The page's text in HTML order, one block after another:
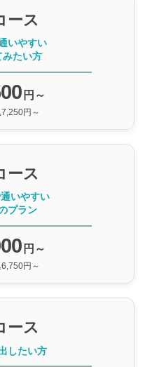
ース
いやすい
みたい方
円～
円～
ース
いやすい
プラン
円～
円～
ース
したい方